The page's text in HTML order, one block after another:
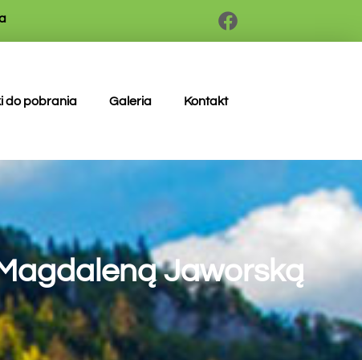
do pobrania Galeria Kontakt
Jaworską